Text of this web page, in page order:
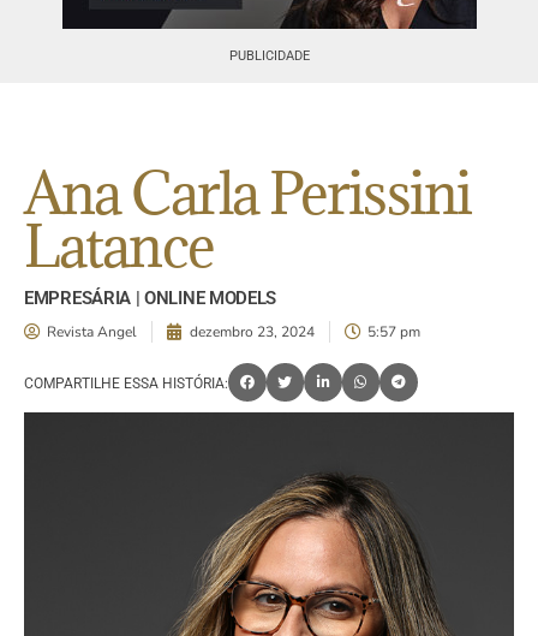
PUBLICIDADE
Ana Carla Perissini
Latance
EMPRESÁRIA | ONLINE MODELS
Revista Angel dezembro 23, 2024 5:57 pm
COMPARTILHE ESSA HISTÓRIA: